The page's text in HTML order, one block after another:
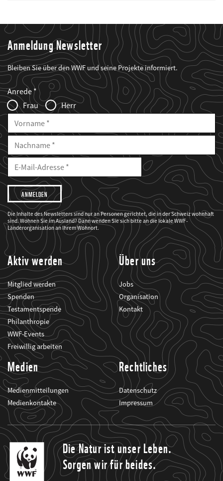
Anmeldung Newsletter
Bleiben Sie über den WWF und seine Projekte informiert.
Web2Case
Infofelder
Fieldset
anrede_name
Anrede
Frau
Herr
Vorname
Nachname
E-
Mailadresse
E-
Adresse
Ich
möchte,
dass
der
WWF
mich
über
seine
Projekte
informiert.
Die Inhalte des Newsletters sind nur an Personen gerichtet, die in der Schweiz wohnhaft
sind. Wohnen Sie im Ausland? Dann wenden Sie sich bitte an die lokale WWF-
Länderorganisation an Ihrem Wohnort.
Aktiv werden
Mitglied werden
Spenden
Testamentspende
Philanthropie
WWF-Events
Freiwillig arbeiten
Über uns
Jobs
Organisation
Kontakt
Medien
Medienmitteilungen
Medienkontakte
Rechtliches
Datenschutz
Impressum
Die Natur ist unser Leben.
Sorgen wir für beides.